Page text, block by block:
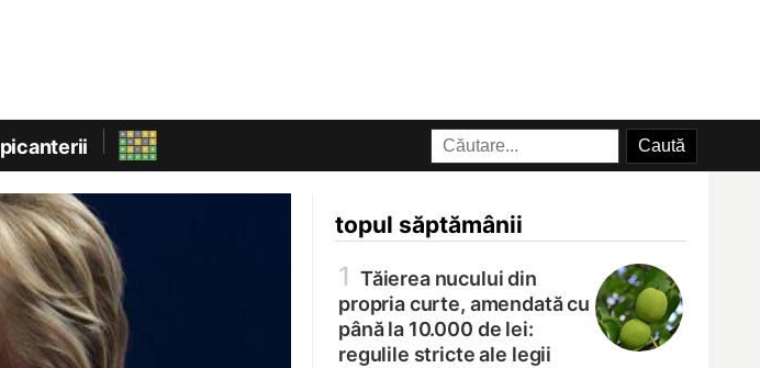
picanterii
topul săptămânii
1 Tăierea nucului din
propria curte, amendată cu
până la 10.000 de lei:
regulile stricte ale legii